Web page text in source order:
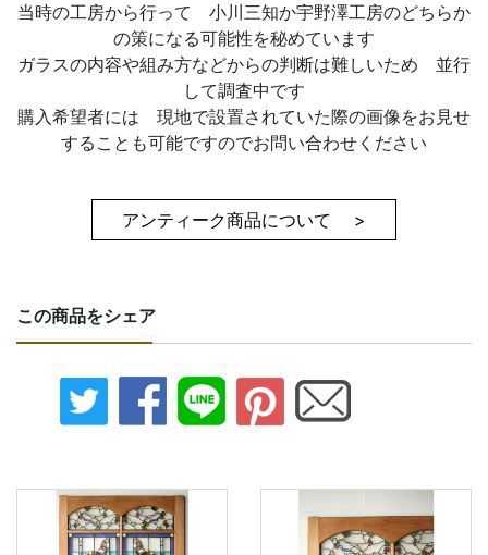
当時の工房から行って 小川三知か宇野澤工房のどちらか
の策になる可能性を秘めています
ガラスの内容や組み方などからの判断は難しいため 並行
して調査中です
購入希望者には 現地で設置されていた際の画像をお見せ
することも可能ですのでお問い合わせください
アンティーク商品について >
この商品をシェア